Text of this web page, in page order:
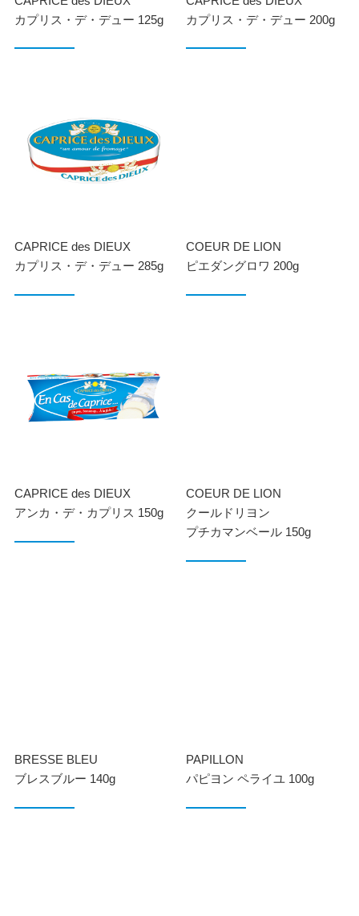
カプリス・デ・デュー 125g
カプリス・デ・デュー 200g
CAPRICE des DIEUX
カプリス・デ・デュー 285g
COEUR DE LION
ピエダングロワ 200g
CAPRICE des DIEUX
アンカ・デ・カプリス 150g
COEUR DE LION
クールドリヨン
プチカマンベール 150g
BRESSE BLEU
ブレスブルー 140g
PAPILLON
パピヨン ペライユ 100g